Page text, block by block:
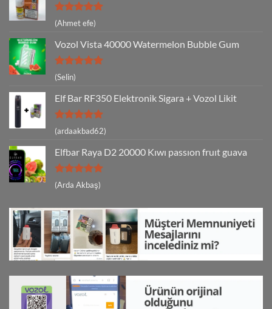
5 üzerinden
5
(Ahmet efe)
Vozol Vista 40000 Watermelon Bubble Gum
5 üzerinden
5
oy aldı
(Selin)
Elf Bar RF350 Elektronik Sigara + Vozol Likit
5 üzerinden
5
(ardaakbad62)
Elfbar Raya D2 20000 Kıwı passıon fruıt guava
5 üzerinden
5
(Arda Akbaş)